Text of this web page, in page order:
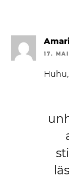
17.
Huhu,